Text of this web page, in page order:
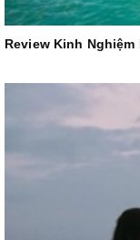
Review Kinh Nghiệm